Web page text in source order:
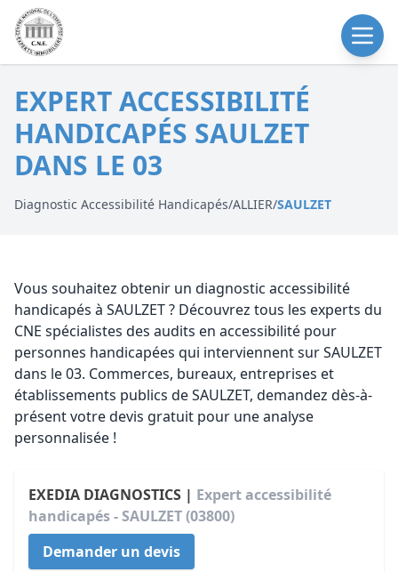
EXPERT ACCESSIBILITÉ
HANDICAPÉS SAULZET
DANS LE 03
Diagnostic Accessibilité Handicapés/ALLIER/SAULZET
Vous souhaitez obtenir un diagnostic accessibilité
handicapés à SAULZET ? Découvrez tous les experts du
CNE spécialistes des audits en accessibilité pour
personnes handicapées qui interviennent sur SAULZET
dans le 03. Commerces, bureaux, entreprises et
établissements publics de SAULZET, demandez dès-à-
présent votre devis gratuit pour une analyse
personnalisée !
EXEDIA DIAGNOSTICS | Expert accessibilité
handicapés - SAULZET (03800)
Demander un devis